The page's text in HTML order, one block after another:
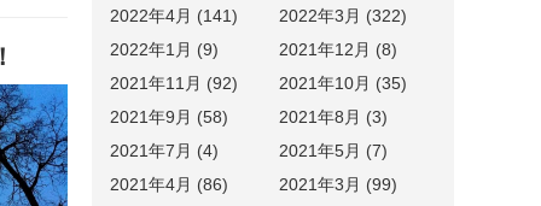
2022年4月 (141)
2022年3月 (322)
2022年1月 (9)
2021年12月 (8)
2021年11月 (92)
2021年10月 (35)
2021年9月 (58)
2021年8月 (3)
2021年7月 (4)
2021年5月 (7)
2021年4月 (86)
2021年3月 (99)